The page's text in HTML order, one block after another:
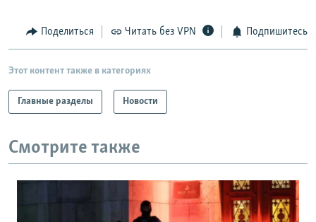
Поделиться Читать без VPN Подпишитесь
Этот контент также в категориях
Главные разделы Новости
Смотрите также